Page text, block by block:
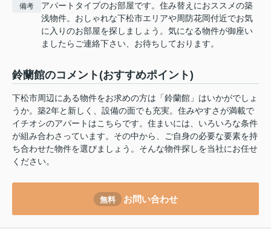
備考
アパートタイプのお部屋です。住み替えにおススメの築
浅物件。おしゃれな下松市エリアや周防花岡付近でお気
に入りのお部屋を探しましょう。気になる物件が御座い
ましたらご連絡下さい、お待ちしております。
鈴蘭館のコメント(おすすめポイント)
下松市周辺にある物件をお求めの方は「鈴蘭館」はいかがでしょ
うか。築2年と新しく、設備の面でも充実。住みやすさが満載で
イチオシのアパートはこちらです。住まいには、いろいろな条件
が組み合わさっています。その中から、ご自身の必要な要素を持
ち合わせた物件を選びましょう。そんな物件探しを当社にお任せ
ください。
無料 お問い合わせ